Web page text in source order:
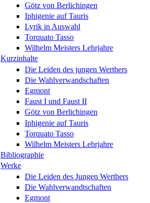
Götz von Berlichingen
Iphigenie auf Tauris
Lyrik in Auswahl
Torquato Tasso
Wilhelm Meisters Lehrjahre
Kurzinhalte
Die Leiden des jungen Werthers
Die Wahlverwandschaften
Egmont
Faust I und Faust II
Götz von Berlichingen
Iphigenie auf Tauris
Torquato Tasso
Wilhelm Meisters Lehrjahre
Bibliographie
Werke
Die Leiden des Jungen Werthers
Die Wahlverwandtschaften
Egmont